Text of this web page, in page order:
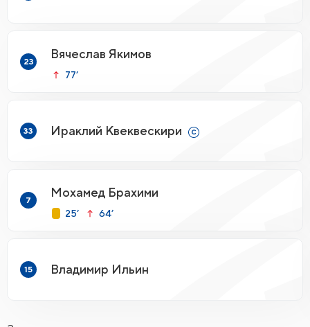
23
Вячеслав Якимов
77’
33 Ираклий Квеквескири
7
Мохамед Брахими
25’ 64’
15 Владимир Ильин